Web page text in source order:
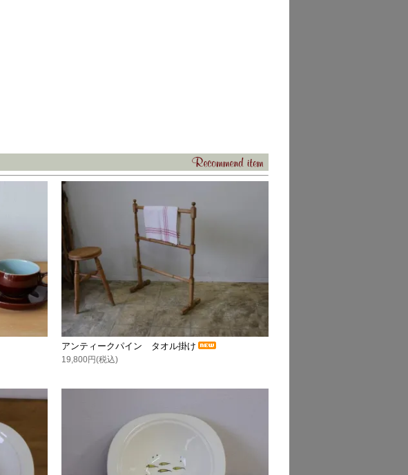
アンティークパイン タオル掛け
19,800円(税込)